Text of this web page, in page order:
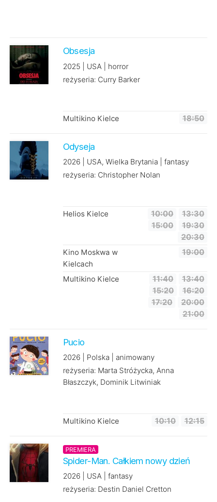
Obsesja
2025 | USA | horror
reżyseria: Curry Barker
Multikino Kielce 18:50
Odyseja
2026 | USA, Wielka Brytania | fantasy
reżyseria: Christopher Nolan
Helios Kielce 10:00
13:30
15:00
19:30
20:30
Kino Moskwa w
Kielcach
19:00
Multikino Kielce 11:40
13:40
15:20
16:20
17:20
20:00
21:00
Pucio
2026 | Polska | animowany
reżyseria: Marta Stróżycka, Anna
Błaszczyk, Dominik Litwiniak
Multikino Kielce 10:10 12:15
PREMIERA
Spider-Man. Całkiem nowy dzień
2026 | USA | fantasy
reżyseria: Destin Daniel Cretton